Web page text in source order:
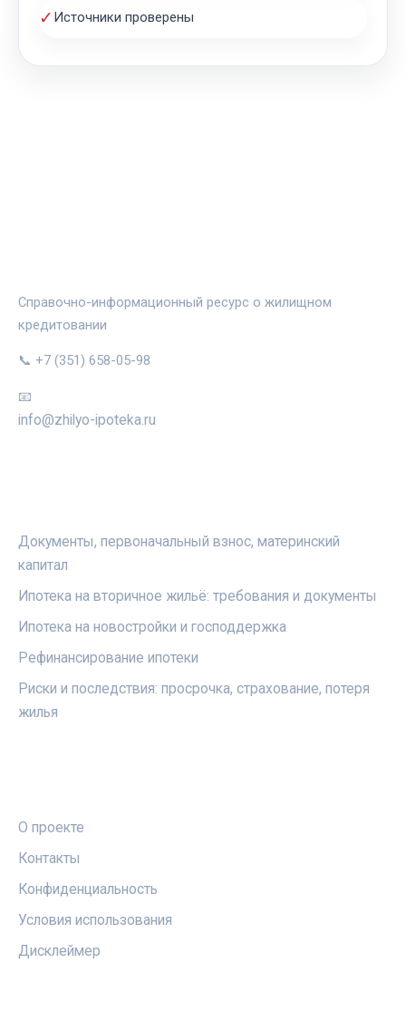
✓ Источники проверены
Справочно-информационный ресурс о жилищном
кредитовании
📞 +7 (351) 658-05-98
📧
info@zhilyo-ipoteka.ru
Документы, первоначальный взнос, материнский
капитал
Ипотека на вторичное жильё: требования и документы
Ипотека на новостройки и господдержка
Рефинансирование ипотеки
Риски и последствия: просрочка, страхование, потеря
жилья
О проекте
Контакты
Конфиденциальность
Условия использования
Дисклеймер